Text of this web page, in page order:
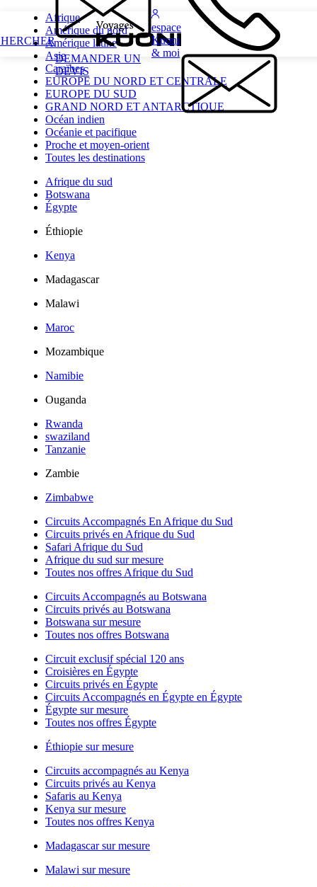
DEMANDER UN
DEVIS
espace
Kuoni
& moi
Afrique
Amérique du nord
Amérique latine
Asie
Caraïbes
EUROPE DU NORD ET CENTRALE
EUROPE DU SUD
GRAND NORD ET ANTARCTIQUE
Océan indien
Océanie et pacifique
Proche et moyen-orient
Toutes les destinations
Afrique du sud
Botswana
Égypte
Éthiopie
Kenya
Madagascar
Malawi
Maroc
Mozambique
Namibie
Ouganda
Rwanda
swaziland
Tanzanie
Zambie
Zimbabwe
Circuits Accompagnés En Afrique du Sud
Circuits privés en Afrique du Sud
Safari Afrique du Sud
Afrique du sud sur mesure
Toutes nos offres Afrique du Sud
Circuits Accompagnés au Botswana
Circuits privés au Botswana
Botswana sur mesure
Toutes nos offres Botswana
Circuit exclusif spécial 120 ans
Croisières en Égypte
Circuits privés en Égypte
Circuits Accompagnés en Égypte en Égypte
Égypte sur mesure
Toutes nos offres Égypte
Éthiopie sur mesure
Circuits accompagnés au Kenya
Circuits privés au Kenya
Safaris au Kenya
Kenya sur mesure
Toutes nos offres Kenya
Madagascar sur mesure
Malawi sur mesure